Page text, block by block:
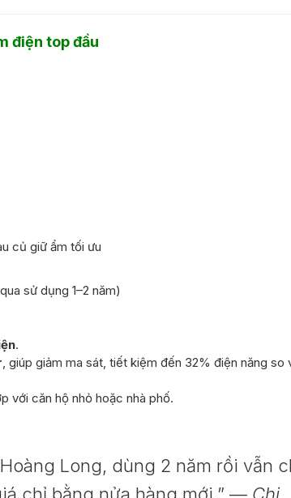
điện top đầu
củ giữ ẩm tối ưu
sử dụng 1–2 năm)
.
, giúp giảm ma sát, tiết kiệm đến 32% điện năng so
với căn hộ nhỏ hoặc nhà phố.
Long, dùng 2 năm rồi vẫn